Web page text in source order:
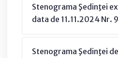
Stenograma Şedinţei
data de 11.11.2024 Nr.
Stenograma Şedinţei